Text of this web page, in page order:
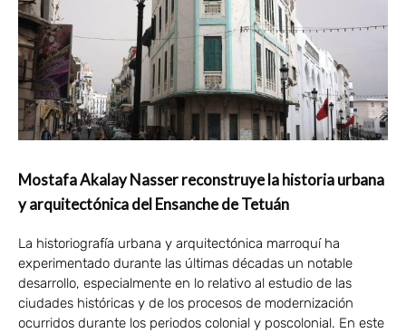
Mostafa Akalay Nasser reconstruye la historia urbana
y arquitectónica del Ensanche de Tetuán
La historiografía urbana y arquitectónica marroquí ha
experimentado durante las últimas décadas un notable
desarrollo, especialmente en lo relativo al estudio de las
ciudades históricas y de los procesos de modernización
ocurridos durante los periodos colonial y poscolonial. En este